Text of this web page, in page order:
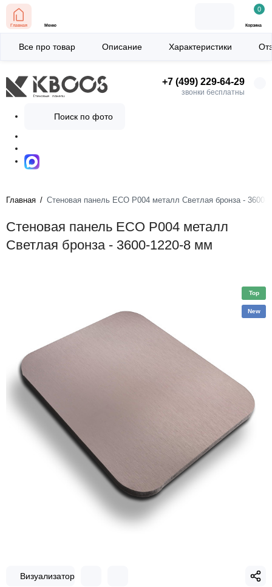
+7 (499) 229-64-29
звонки бесплатны
Поиск по фото
Главная Меню
0
Корзина
Главная Стеновая панель ECO P004 металл Светлая бронза - 3600-
Стеновая панель ECO P004 металл
Светлая бронза - 3600-1220-8 мм
Все про товар Описание Характеристики
Top
New
Визуализатор